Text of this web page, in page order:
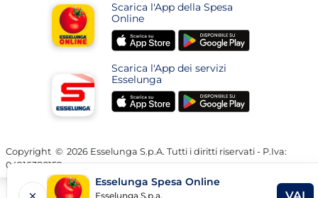
pagina
in
una
nuova
pagina
Scarica l'App della Spesa
Online
apre
in
una
nuova
pagina
apre
in
una
nuova
pagina
Scarica l'App dei servizi
Esselunga
apre
in
nuova
apre
in
nuova
Copyright © 2026 Esselunga S.p.A. Tutti i diritti riservati - P.Iva:
04916380159
Esselunga Spesa Online
Esselunga S.p.a.